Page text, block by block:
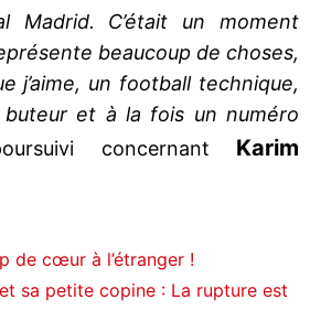
Madrid. C’était un moment
beaucoup de choses,
j’aime, un football technique,
et à la fois un numéro
concernant Karim
de cœur à l’étranger !
sa petite copine : La rupture est